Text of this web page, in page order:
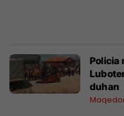
Policia
duhan